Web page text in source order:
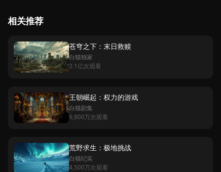
相关推荐
苍穹之下：末日救赎
白猫独家
2.1亿次观看
王朝崛起：权力的游戏
白猫剧集
9,800万次观看
荒野求生：极地挑战
白猫纪实
4,500万次观看